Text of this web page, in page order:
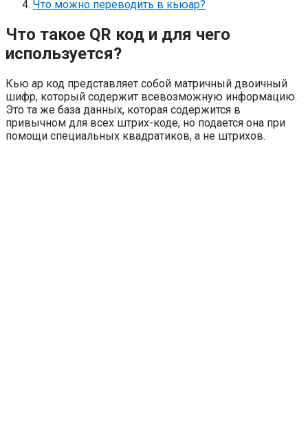
Что можно переводить в кьюар?
Что такое QR код и для чего
используется?
Кью ар код представляет собой матричный двоичный
шифр, который содержит всевозможную информацию.
Это та же база данных, которая содержится в
привычном для всех штрих-коде, но подается она при
помощи специальных квадратиков, а не штрихов.